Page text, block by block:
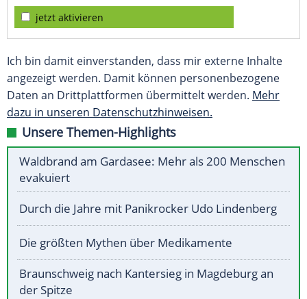
jetzt aktivieren
Ich bin damit einverstanden, dass mir externe Inhalte
angezeigt werden. Damit können personenbezogene
Daten an Drittplattformen übermittelt werden. Mehr
dazu in unseren Datenschutzhinweisen.
Unsere Themen-Highlights
Waldbrand am Gardasee: Mehr als 200 Menschen
evakuiert
Durch die Jahre mit Panikrocker Udo Lindenberg
Die größten Mythen über Medikamente
Braunschweig nach Kantersieg in Magdeburg an
der Spitze